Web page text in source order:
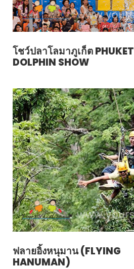
โชว์ปลาโลมาภูเก็ต PHUKET
DOLPHIN SHOW
ฟลายอิ้งหนุมาน (FLYING
HANUMAN)